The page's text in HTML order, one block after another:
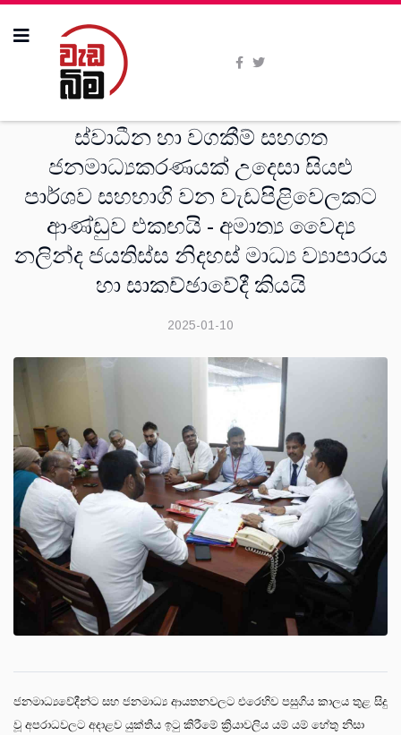
ස්වාධීන හා වගකීම් සහගත
ජනමාධ්‍යකරණයක් උදෙසා සියළු
පාර්ශව සහභාගි වන වැඩපිළිවෙලකට
ආණ්ඩුව එකඟයි - අමාත්‍ය වෛද්‍ය
නලින්ද ජයතිස්ස නිදහස් මාධ්‍ය ව්‍යාපාරය
හා සාකච්ඡාවේදී කියයි
2025-01-10
ජනමාධ්‍යවේදීන්ට සහ ජනමාධ්‍ය ආයතනවලට එරෙහිව පසුගිය කාලය තුළ සිදු
වූ අපරාධවලට අදාළව යුක්තිය ඉටු කිරීමේ ක්‍රියාවලිය යම් යම් හේතු නිසා